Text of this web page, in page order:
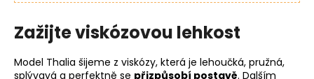
Zažijte viskózovou lehkost
Model Thalia šijeme z viskózy, která je lehoučká, pružná,
splývavá a perfektně se přizpůsobí postavě. Dalším